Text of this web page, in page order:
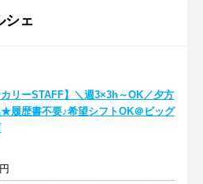
シェ
カリーSTAFF】＼週3×3h～OK／夕方
★履歴書不要♪希望シフトOK＠ビッグ